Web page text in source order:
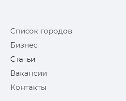
Список городов
Бизнес
Статьи
Вакансии
Контакты